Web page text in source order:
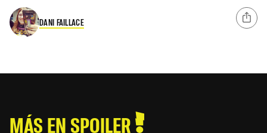
DANI FAILLACE
MÁS EN SPOILER